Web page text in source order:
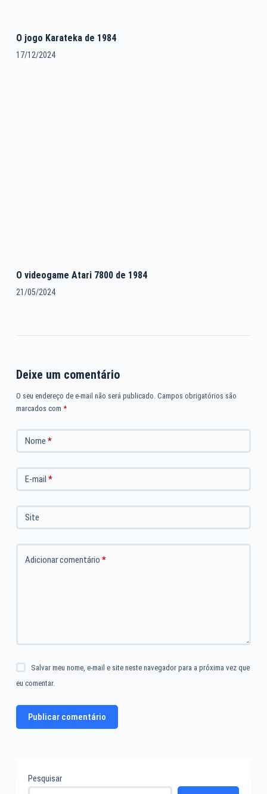
O jogo Karateka de 1984
17/12/2024
O videogame Atari 7800 de 1984
21/05/2024
Deixe um comentário
O seu endereço de e-mail não será publicado. Campos obrigatórios são
marcados com *
Nome *
E-mail *
Site
Adicionar comentário *
Salvar meu nome, e-mail e site neste navegador para a próxima vez que
eu comentar.
Publicar comentário
Pesquisar